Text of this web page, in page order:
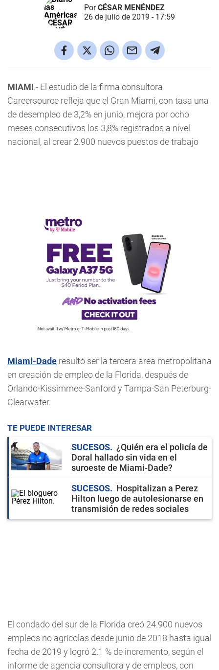
PorCÉSAR MENÉNDEZ
26 de julio de 2019 - 17:59
MIAMI.- El estudio de la firma consultora
Careersource refleja que el Gran Miami, con tasa una
de desempleo de 3,2% en junio, mejora por ocho
meses consecutivos los 3,8% registrados a nivel
nacional, al crear 2.900 nuevos puestos de trabajo
Miami-Dade resultó ser la tercera área metropolitana
en creación de empleo de la Florida, después de
Orlando-Kissimmee-Sanford y Tampa-San Peterburg-
Clearwater.
TE PUEDE INTERESAR
SUCESOS
¿Quién era el policía de
Doral hallado sin vida en el
suroeste de Miami-Dade?
SUCESOS
Hospitalizan a Perez
Hilton luego de autolesionarse en
transmisión de redes sociales
El condado del sur de la Florida creó 24.900 nuevos
empleos no agrícolas desde junio de 2018 hasta igual
fecha de 2019 y logró 2.1 % de incremento, según el
informe de agencia consultora y de empleos, con